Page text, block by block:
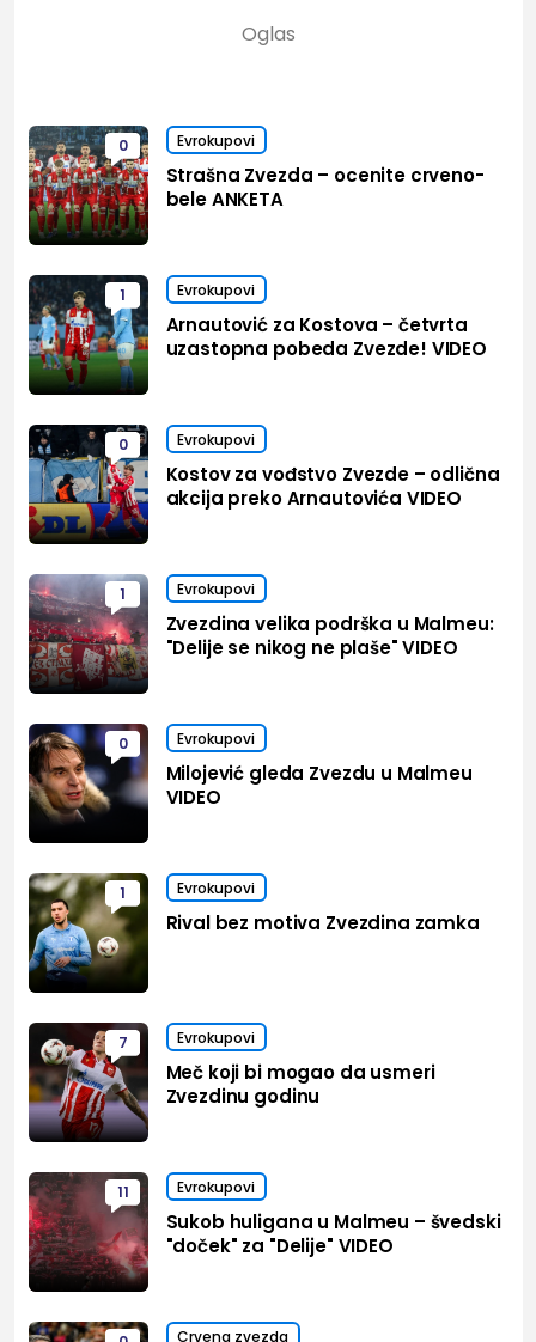
0 Evrokupovi
Strašna Zvezda – ocenite crveno-
bele ANKETA
1 Evrokupovi
Arnautović za Kostova – četvrta
uzastopna pobeda Zvezde! VIDEO
0 Evrokupovi
Kostov za vođstvo Zvezde – odlična
akcija preko Arnautovića VIDEO
1 Evrokupovi
Zvezdina velika podrška u Malmeu:
"Delije se nikog ne plaše" VIDEO
0 Evrokupovi
Milojević gleda Zvezdu u Malmeu
VIDEO
1 Evrokupovi
Rival bez motiva Zvezdina zamka
7 Evrokupovi
Meč koji bi mogao da usmeri
Zvezdinu godinu
11 Evrokupovi
Sukob huligana u Malmeu – švedski
"doček" za "Delije" VIDEO
Crvena zvezda